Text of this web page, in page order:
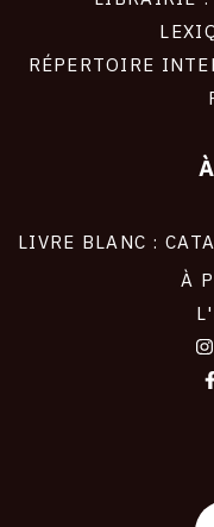
RÉPERTOIRE
LIVRE BLANC :
À